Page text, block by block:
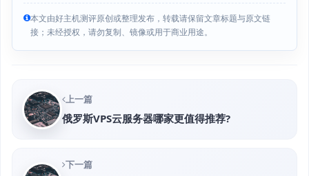
本文由好主机测评原创或整理发布，转载请保留文章标题与原文链
接；未经授权，请勿复制、镜像或用于商业用途。
上一篇
俄罗斯VPS云服务器哪家更值得推荐?
下一篇